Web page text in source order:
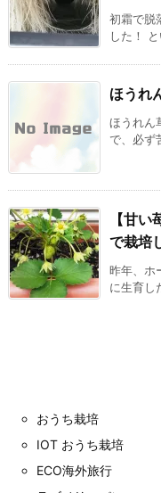
初霜で脱
した！
ほうれ
ほうれん
で、必ず
【甘
で栽培
昨年、ホ
に生育し
おうち栽培
IOT おうち栽培
ECO海外旅行